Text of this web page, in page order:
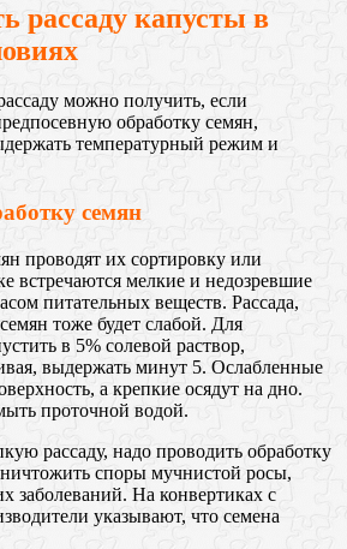
рассаду капусты в
можно получить, если
обработку семян,
температурный режим и
семян
проводят их сортировку или
встречаются мелкие и недозревшие
питательных веществ. Рассада,
тоже будет слабой. Для
в 5% солевой раствор,
выдержать минут 5. Ослабленные
а крепкие осядут на дно.
проточной водой.
рассаду, надо проводить обработку
споры мучнистой росы,
заболеваний. На конвертиках с
указывают, что семена